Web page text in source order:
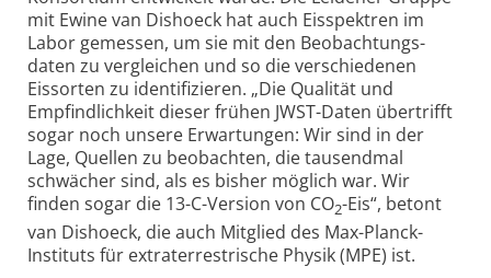
mit Ewine van Dishoeck hat auch Eisspektren im
Labor gemessen, um sie mit den Beobachtungs­
daten zu vergleichen und so die verschiedenen
Eissorten zu identi­fizieren. „Die Qualität und
Empfind­lichkeit dieser frühen JWST-Daten übertrifft
sogar noch unsere Erwartungen: Wir sind in der
Lage, Quellen zu beobachten, die tausendmal
schwächer sind, als es bisher möglich war. Wir
finden sogar die 13-C-Version von CO2-Eis“, betont
van Dishoeck, die auch Mitglied des Max-Planck-
Instituts für extra­terrestrische Physik (MPE) ist.